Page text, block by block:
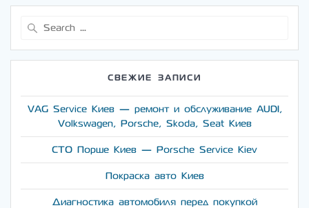
СВЕЖИЕ ЗАПИСИ
VAG Service Киев — ремонт и обслуживание AUDI,
Volkswagen, Porsche, Skoda, Seat Киев
СТО Порше Киев — Porsche Service Kiev
Покраска авто Киев
Диагностика автомобиля перед покупкой